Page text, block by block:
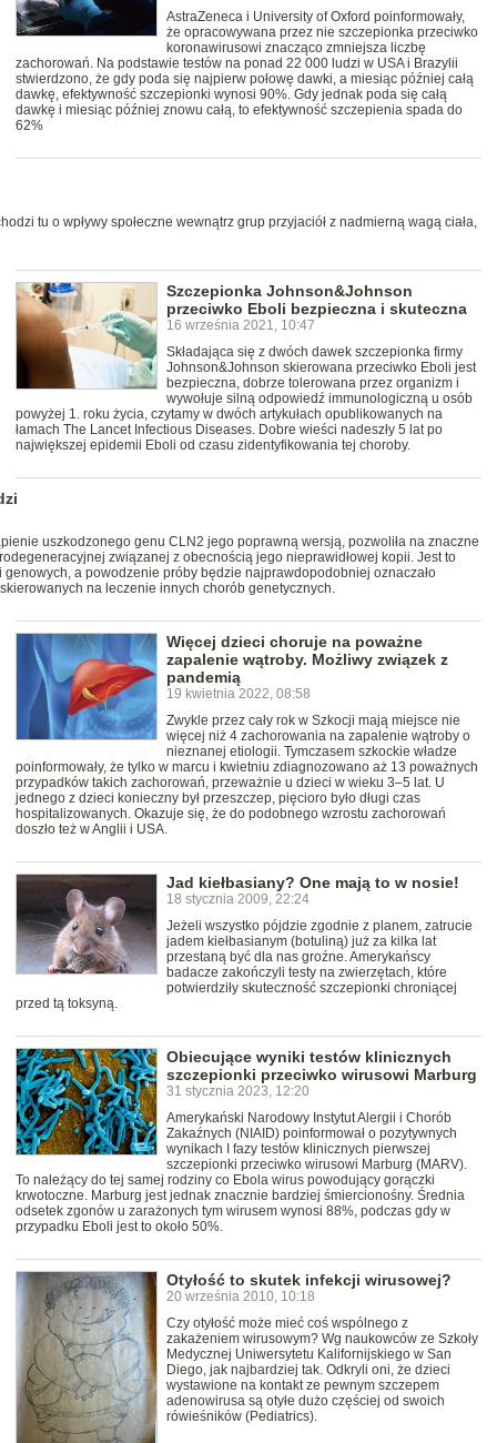
AstraZeneca i University of Oxford poinformowały,
że opracowywana przez nie szczepionka przeciwko
koronawirusowi znacząco zmniejsza liczbę
zachorowań. Na podstawie testów na ponad 22 000 ludzi w USA i Brazylii
stwierdzono, że gdy poda się najpierw połowę dawki, a miesiąc później całą
dawkę, efektywność szczepionki wynosi 90%. Gdy jednak poda się całą
dawkę i miesiąc później znowu całą, to efektywność szczepienia spada do
62%
tu o wpływy społeczne wewnątrz grup przyjaciół z nadmierną wagą ciała,
Szczepionka Johnson&Johnson
przeciwko Eboli bezpieczna i skuteczna
16 września 2021, 10:47
Składająca się z dwóch dawek szczepionka firmy
Johnson&Johnson skierowana przeciwko Eboli jest
bezpieczna, dobrze tolerowana przez organizm i
wywołuje silną odpowiedź immunologiczną u osób
powyżej 1. roku życia, czytamy w dwóch artykułach opublikowanych na
łamach The Lancet Infectious Diseases. Dobre wieści nadeszły 5 lat po
największej epidemii Eboli od czasu zidentyfikowania tej choroby.
uszkodzonego genu CLN2 jego poprawną wersją, pozwoliła na znaczne
związanej z obecnością jego nieprawidłowej kopii. Jest to
a powodzenie próby będzie najprawdopodobniej oznaczało
na leczenie innych chorób genetycznych.
Więcej dzieci choruje na poważne
zapalenie wątroby. Możliwy związek z
pandemią
19 kwietnia 2022, 08:58
Zwykle przez cały rok w Szkocji mają miejsce nie
więcej niż 4 zachorowania na zapalenie wątroby o
nieznanej etiologii. Tymczasem szkockie władze
poinformowały, że tylko w marcu i kwietniu zdiagnozowano aż 13 poważnych
przypadków takich zachorowań, przeważnie u dzieci w wieku 3–5 lat. U
jednego z dzieci konieczny był przeszczep, pięcioro było długi czas
hospitalizowanych. Okazuje się, że do podobnego wzrostu zachorowań
doszło też w Anglii i USA.
Jad kiełbasiany? One mają to w nosie!
18 stycznia 2009, 22:24
Jeżeli wszystko pójdzie zgodnie z planem, zatrucie
jadem kiełbasianym (botuliną) już za kilka lat
przestaną być dla nas groźne. Amerykańscy
badacze zakończyli testy na zwierzętach, które
potwierdziły skuteczność szczepionki chroniącej
przed tą toksyną.
Obiecujące wyniki testów klinicznych
szczepionki przeciwko wirusowi Marburg
31 stycznia 2023, 12:20
Amerykański Narodowy Instytut Alergii i Chorób
Zakaźnych (NIAID) poinformował o pozytywnych
wynikach I fazy testów klinicznych pierwszej
szczepionki przeciwko wirusowi Marburg (MARV).
To należący do tej samej rodziny co Ebola wirus powodujący gorączki
krwotoczne. Marburg jest jednak znacznie bardziej śmiercionośny. Średnia
odsetek zgonów u zarażonych tym wirusem wynosi 88%, podczas gdy w
przypadku Eboli jest to około 50%.
Otyłość to skutek infekcji wirusowej?
20 września 2010, 10:18
Czy otyłość może mieć coś wspólnego z
zakażeniem wirusowym? Wg naukowców ze Szkoły
Medycznej Uniwersytetu Kalifornijskiego w San
Diego, jak najbardziej tak. Odkryli oni, że dzieci
wystawione na kontakt ze pewnym szczepem
adenowirusa są otyłe dużo częściej od swoich
rówieśników (Pediatrics).